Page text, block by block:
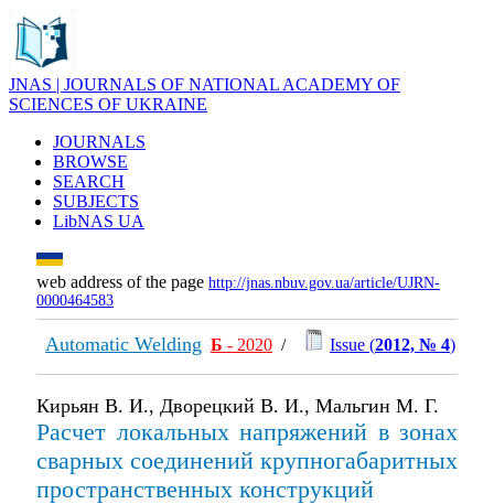
JNAS | JOURNALS OF NATIONAL ACADEMY OF
SCIENCES OF UKRAINE
JOURNALS
BROWSE
SEARCH
SUBJECTS
LibNAS UA
web address of the page http://jnas.nbuv.gov.ua/article/UJRN-
0000464583
Automatic Welding Б - 2020 / Issue (2012, № 4)
Кирьян В. И., Дворецкий В. И., Мальгин М. Г.
Расчет локальных напряжений в зонах
сварных соединений крупногабаритных
пространственных конструкций